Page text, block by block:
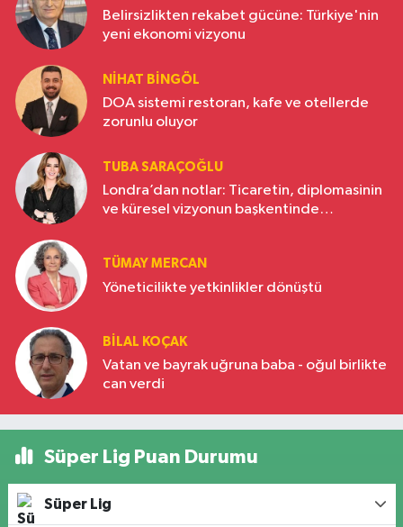
Belirsizlikten rekabet gücüne: Türkiye'nin
yeni ekonomi vizyonu
NIHAT BINGÖL
DOA sistemi restoran, kafe ve otellerde
zorunlu oluyor
TUBA SARAÇOĞLU
Londra’dan notlar: Ticaretin, diplomasinin
ve küresel vizyonun başkentinde
TÜMAY MERCAN
Yöneticilikte yetkinlikler dönüştü
BILAL KOÇAK
Vatan ve bayrak uğruna baba - oğul birlikte
can verdi
Süper Lig Puan Durumu
Süper Lig